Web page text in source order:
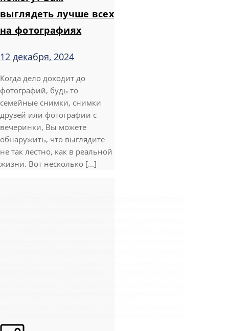
выглядеть лучше всех
на фотографиях
12 декабря, 2024
Когда дело доходит до
фотографий, будь то
семейные снимки, снимки
друзей или фотографии с
вечеринки, Вы можете
обнаружить, что выглядите
не так лестно, как в реальной
жизни. Вот несколько [...]